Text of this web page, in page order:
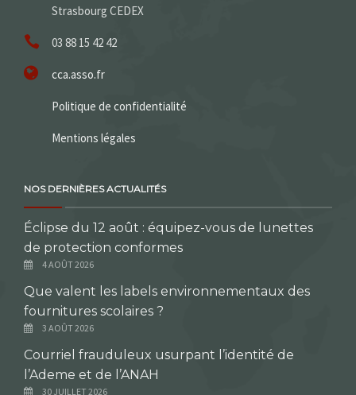
Strasbourg CEDEX
03 88 15 42 42
cca.asso.fr
Politique de confidentialité
Mentions légales
NOS DERNIÈRES ACTUALITÉS
Éclipse du 12 août : équipez-vous de lunettes
de protection conformes
4 AOÛT 2026
Que valent les labels environnementaux des
fournitures scolaires ?
3 AOÛT 2026
Courriel frauduleux usurpant l’identité de
l’Ademe et de l’ANAH
30 JUILLET 2026